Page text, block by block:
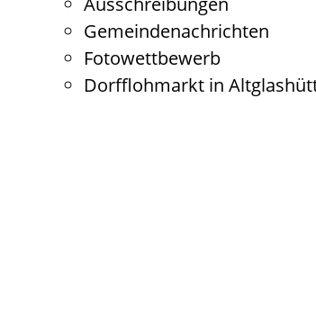
Gemeindenachrichten
Fotowettbewerb
Dorfflohmarkt in